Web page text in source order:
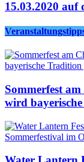
15.03.2020 auf
Sommerfest
wird